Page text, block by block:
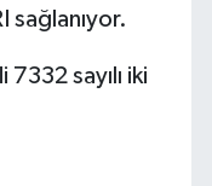
sağlanıyor.
sayılı iki